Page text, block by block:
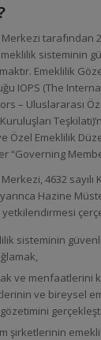
tarafından
sisteminin
Emeklilik
IOPS (The
– Uluslararası
Özel Emeklilik
“Governing
4632 sayılı
Hazine
sisteminin
hak ve menfaatlerini
ve bireysel
şirketlerinin